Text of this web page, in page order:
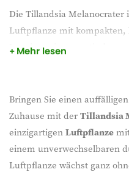
Die Tillandsia Melanocrater
Luftpflanze mit
Interieur einen exotischen
pflegeleicht ist. Ideal für die
einer Schale oder auf einem
den Melanocrater an einen
Sonneneinstrahlung, und
und modernen Look.
Mehr lesen
Bringen Sie einen
Zuhause mit derTillandsia
einzigartigenLuftpflanze
einem unverwechselbaren
Luftpflanze wächst ganz